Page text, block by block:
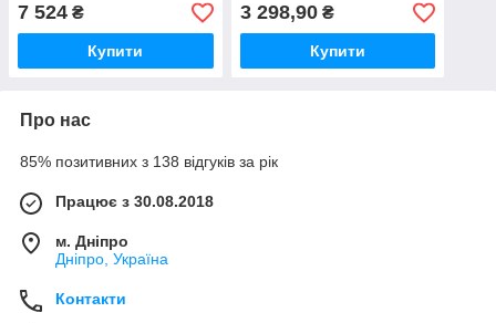
7 524 ₴
Купити
3 298,90₴
Купити
Про нас
85% позитивних з 138 відгуків за рік
Працює з 30.08.2018
м. Дніпро
Дніпро, Україна
Контакти